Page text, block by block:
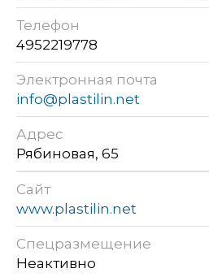
Телефон
4952219778
Электронная почта
info@plastilin.net
Адрес
Рябиновая, 65
Сайт
www.plastilin.net
Спецразмещение
Неактивно